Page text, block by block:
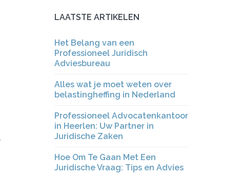
LAATSTE ARTIKELEN
Het Belang van een
Professioneel Juridisch
Adviesbureau
Alles wat je moet weten over
belastingheffing in Nederland
Professioneel Advocatenkantoor
in Heerlen: Uw Partner in
Juridische Zaken
Hoe Om Te Gaan Met Een
Juridische Vraag: Tips en Advies